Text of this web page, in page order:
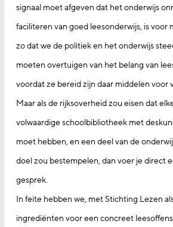
signaal moet afgeven dat het onderwijs
faciliteren van goed leesonderwijs, is voor
zo dat we de politiek en het onderwijs
moeten overtuigen van het belang van
voordat ze bereid zijn daar middelen voor
Maar als de rijksoverheid zou eisen dat
volwaardige schoolbibliotheek met
moet hebben, en een deel van de
doel zou bestempelen, dan voer je direct
gesprek.
In feite hebben we, met Stichting Lezen
ingrediënten voor een concreet